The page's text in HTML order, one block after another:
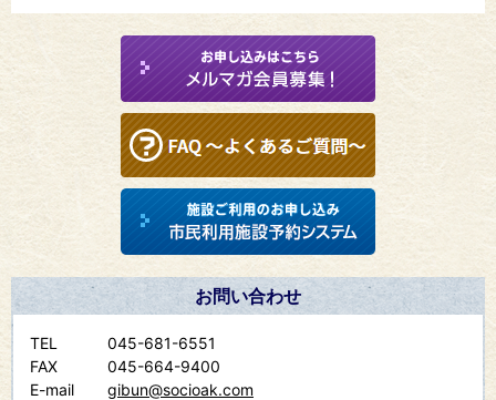
お問い合わせ
TEL
045-681-6551
FAX
045-664-9400
E-mail
gibun@socioak.com